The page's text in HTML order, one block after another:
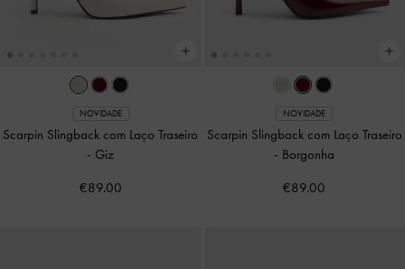
NOVIDADE
Scarpin Slingback com Laço Traseiro
- Giz
€89.00
NOVIDADE
Scarpin Slingback com Laço Traseiro
- Borgonha
€89.00